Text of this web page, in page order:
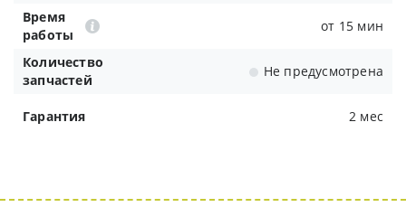
Время
работы
от 15 мин
Количество
запчастей
Не предусмотрена
Гарантия 2 мес